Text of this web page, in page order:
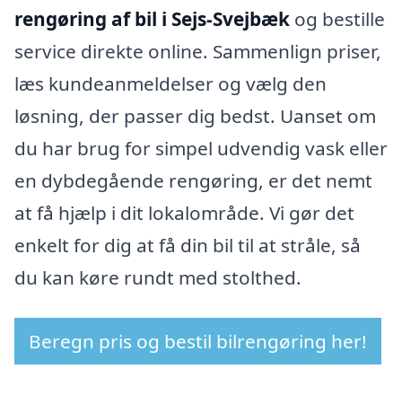
rengøring af bil i Sejs-Svejbæk og bestille
service direkte online. Sammenlign priser,
læs kundeanmeldelser og vælg den
løsning, der passer dig bedst. Uanset om
du har brug for simpel udvendig vask eller
en dybdegående rengøring, er det nemt
at få hjælp i dit lokalområde. Vi gør det
enkelt for dig at få din bil til at stråle, så
du kan køre rundt med stolthed.
Beregn pris og bestil bilrengøring her!